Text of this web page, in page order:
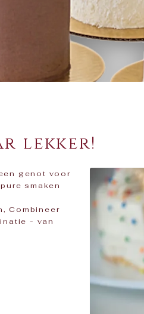
lekker!
genot voor
smaken
Combineer
- van